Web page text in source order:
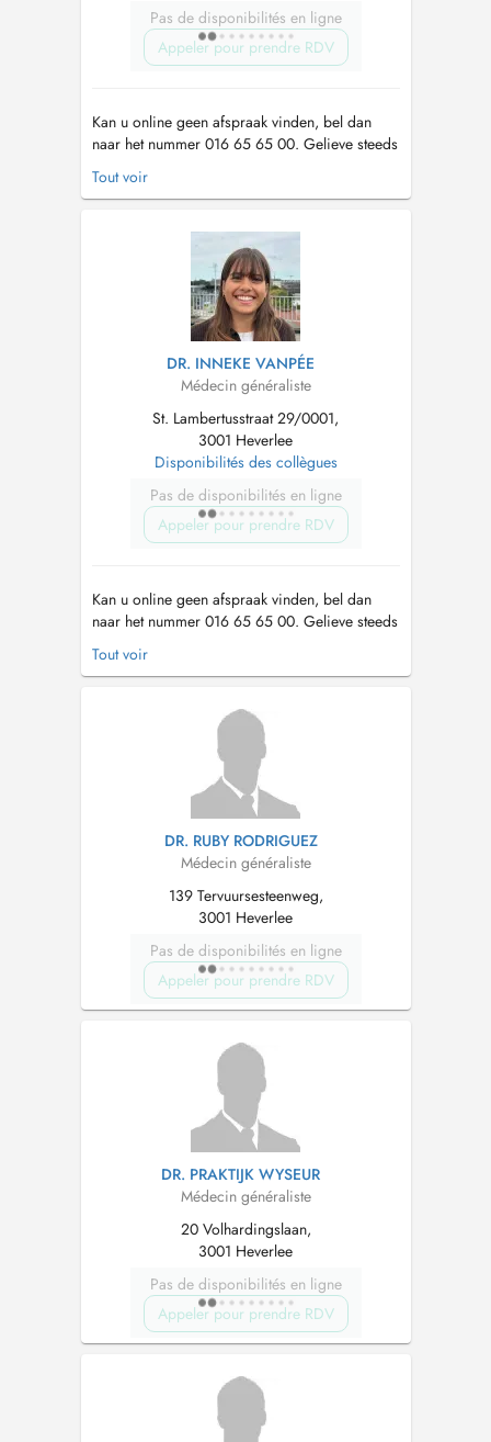
Pas de disponibilités en ligne
Appeler pour prendre RDV
Kan u online geen afspraak vinden, bel dan
naar het nummer 016 65 65 00. Gelieve steeds
verwijs graag naar onze website voor meer
https://websites.mijndokter.be/praktijkarenberg/huisregels/
Er worden geen voo...
Tout voir
DR. INNEKE VANPÉE
Médecin généraliste
St. Lambertusstraat 29/0001,
3001 Heverlee
Disponibilités des collègues
Pas de disponibilités en ligne
Appeler pour prendre RDV
Kan u online geen afspraak vinden, bel dan
naar het nummer 016 65 65 00. Gelieve steeds
verwijs graag naar onze website voor meer
https://websites.mijndokter.be/praktijkarenberg/huisregels/
Er worden geen voo...
Tout voir
DR. RUBY RODRIGUEZ
Médecin généraliste
139 Tervuursesteenweg,
3001 Heverlee
Pas de disponibilités en ligne
Appeler pour prendre RDV
DR. PRAKTIJK WYSEUR
Médecin généraliste
20 Volhardingslaan,
3001 Heverlee
Pas de disponibilités en ligne
Appeler pour prendre RDV